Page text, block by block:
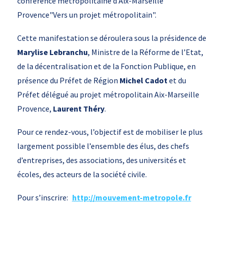
Provence"Vers un projet métropolitain".
Cette manifestation se déroulera sous la présidence de
Marylise Lebranchu, Ministre de la Réforme de l’Etat,
de la décentralisation et de la Fonction Publique, en
présence du Préfet de Région Michel Cadot et du
Préfet délégué au projet métropolitain Aix-Marseille
Provence, Laurent Théry.
Pour ce rendez-vous, l’objectif est de mobiliser le plus
largement possible l’ensemble des élus, des chefs
d’entreprises, des associations, des universités et
écoles, des acteurs de la société civile.
Pour s’inscrire: http://mouvement-metropole.fr